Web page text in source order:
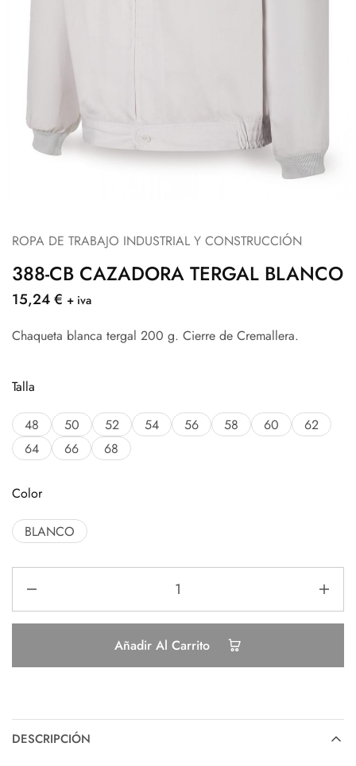
ROPA DE TRABAJO INDUSTRIAL Y CONSTRUCCIÓN
388-CB CAZADORA TERGAL BLANCO
15,24€ + iva
Chaqueta blanca tergal 200 g. Cierre de Cremallera.
Talla
48 50 52 54 56 58 60
62
64
66 68
Color
BLANCO
Añadir Al Carrito
DESCRIPCIÓN